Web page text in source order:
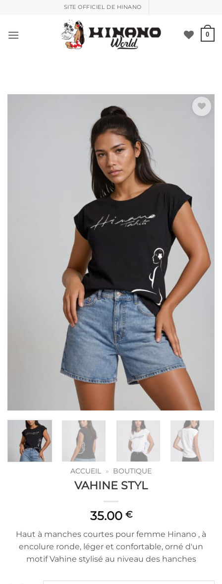
contenu
SITE OFFICIEL DE HINANO
0
Ajouter à la liste de souhaits
ACCUEIL » BOUTIQUE
VAHINE STYL
35.00 €
Haut à manches courtes pour femme Hinano , à
encolure ronde, léger et confortable, orné d'un
motif Vahine stylisé au niveau des hanches